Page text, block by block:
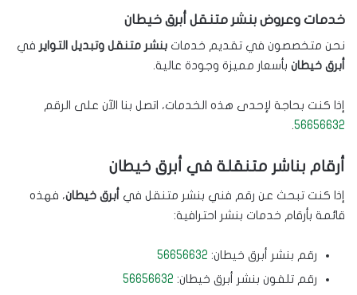
خدمات وعروض بنشر متنقل أبرق خيطان
نحن متخصصون في تقديم خدمات بنشر متنقل وتبديل التواير في
أبرق خيطان بأسعار مميزة وجودة عالية.
إذا كنت بحاجة لإحدى هذه الخدمات، اتصل بنا الآن على الرقم
56656632
.
أرقام بناشر متنقلة في أبرق خيطان
إذا كنت تبحث عن رقم فني بنشر متنقل في أبرق خيطان، فهذه
قائمة بأرقام خدمات بنشر احترافية:
رقم بنشر أبرق خيطان: 56656632
رقم تلفون بنشر أبرق خيطان: 56656632